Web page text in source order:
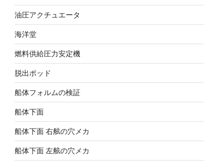
油圧アクチュエータ
海洋堂
燃料供給圧力安定機
脱出ポッド
船体フォルムの検証
船体下面
船体下面 右舷の穴メカ
船体下面 左舷の穴メカ